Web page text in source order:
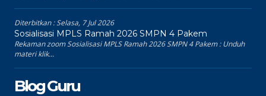
Diterbitkan :Selasa, 7 Jul 2026
Sosialisasi MPLS Ramah 2026 SMPN 4 Pakem
Rekaman zoom Sosialisasi MPLS Ramah 2026 SMPN 4 Pakem : Unduh
materi klik...
Blog Guru